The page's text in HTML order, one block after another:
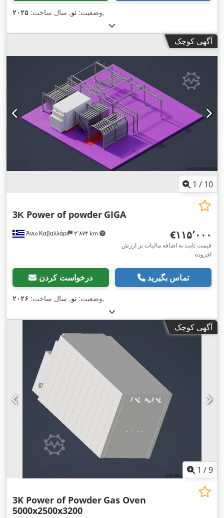
وضعیت: نو, سال ساخت: ۲۰۲۵ ,
آگهی کوچک
1 / 10
Άνω Καβαλλάρι ۲٬۸۷۴ km
3Κ Power of powder GIGA
‎€۱۱۵٬۰۰۰
قیمت ثابت به اضافه مالیات بر ارزش
افزوده
درخواست کردن تماس بگیرید
وضعیت: نو, سال ساخت: ۲۰۲۶ ,
آگهی کوچک
1 /9
3K Power of Powder Gas Oven
5000x2500x3200